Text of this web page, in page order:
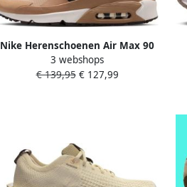
Nike Herenschoenen Air Max 90
Drift Bruin- Heren Bruin
3 webshops
€ 139,95€ 127,99